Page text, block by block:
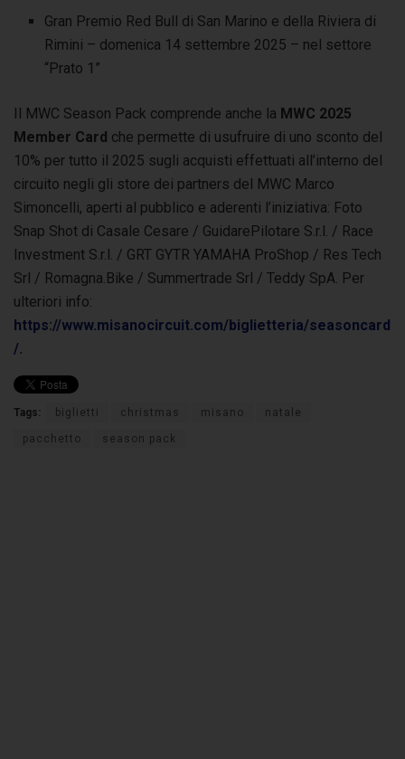
Gran Premio Red Bull di San Marino e della Riviera di
Rimini – domenica 14 settembre 2025 – nel settore
“Prato 1”
Il MWC Season Pack comprende anche la MWC 2025
Member Card che permette di usufruire di uno sconto del
10% per tutto il 2025 sugli acquisti effettuati all’interno del
circuito negli gli store dei partners del MWC Marco
Simoncelli, aperti al pubblico e aderenti l’iniziativa: Foto
Snap Shot di Casale Cesare / GuidarePilotare S.r.l. / Race
Investment S.r.l. / GRT GYTR YAMAHA ProShop / Res Tech
Srl / Romagna.Bike / Summertrade Srl / Teddy SpA. Per
ulteriori info:
https://www.misanocircuit.com/biglietteria/seasoncard
/.
Tags: biglietti christmas misano natale
pacchetto season pack